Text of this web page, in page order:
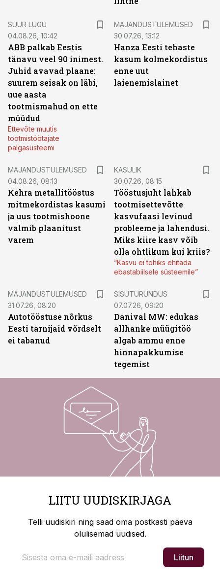
SUUR LUGU
04.08.26, 10:42
ABB palkab Eestis
tänavu veel 90 inimest.
Juhid avavad plaane:
suurem seisak on läbi,
uue aasta
tootmismahud on ette
müüdud
Ettevõte muutis
tootmistöötajate
palgasüsteemi
MAJANDUSTULEMUSED
30.07.26, 13:12
Hanza Eesti tehaste
kasum kolmekordistus
enne uut
laienemislainet
MAJANDUSTULEMUSED
04.08.26, 08:13
Kehra metallitööstus
mitmekordistas kasumi
ja uus tootmishoone
valmib plaanitust
varem
KASULIK
30.07.26, 08:15
Tööstusjuht lahkab
tootmisettevõtte
kasvufaasi levinud
probleeme ja lahendusi.
Miks kiire kasv võib
olla ohtlikum kui kriis?
“Kasvu ei tohiks ehitada
ebastabiilsele süsteemile”
MAJANDUSTULEMUSED
31.07.26, 08:20
Autotööstuse nõrkus
Eesti tarnijaid võrdselt
ei tabanud
SISUTURUNDUS
07.07.26, 09:20
Danival MW: edukas
allhanke müügitöö
algab ammu enne
hinnapakkumise
tegemist
LIITU UUDISKIRJAGA
Telli uudiskiri ning saad oma postkasti päeva
olulisemad uudised.
Liitun